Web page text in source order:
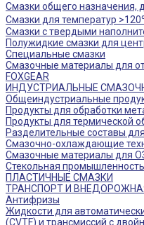
Смазки общего назначения,
Смазки для температур
Смазки с твердыми
Полужидкие смазки для
Специальные смазки
Смазочные материалы для
FOXGEAR
ИНДУСТРИАЛЬНЫЕ
Общеиндустриальные
Продукты для обработки
Продукты для термической
Разделительные составы
Смазочно-охлаждающие
Смазочные материалы для
Стекольная
ПЛАСТИЧНЫЕ СМАЗКИ
ТРАНСПОРТ И
Антифризы
Жидкости для
(CVTF) и трансмиссий с